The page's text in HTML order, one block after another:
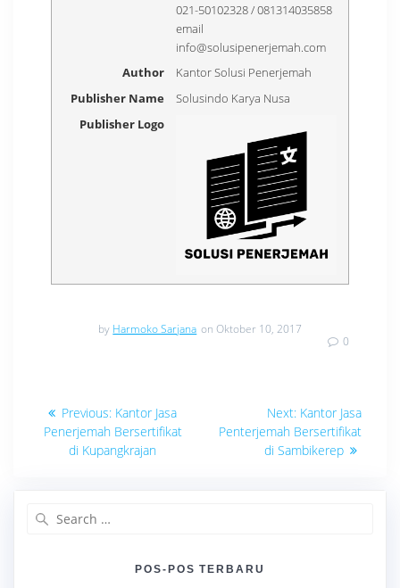
021-50102328 / 081314035858
email
info@solusipenerjemah.com
Author
Kantor Solusi Penerjemah
Publisher Name
Solusindo Karya Nusa
Publisher Logo
by Harmoko Sarjana on Oktober 10, 2017
0
Navigasi
pos
Previous: Previous
post:
Kantor Jasa
Penerjemah Bersertifikat
di Kupangkrajan
Next: Next
post:
Kantor Jasa
Penterjemah Bersertifikat
di Sambikerep
POS-POS TERBARU